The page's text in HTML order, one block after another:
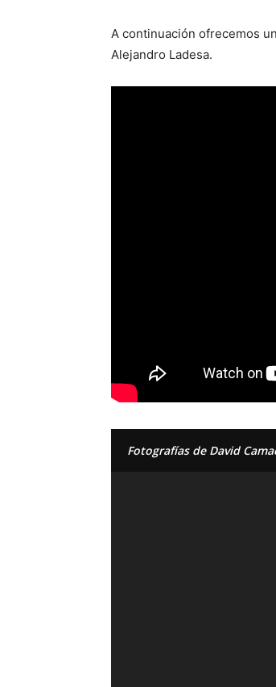
A continuación ofrecemos
Alejandro Ladesa.
Fotografías de David